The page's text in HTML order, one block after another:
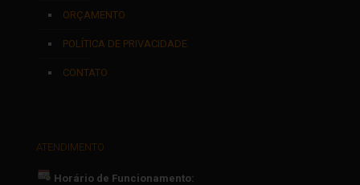
ORÇAMENTO
POLÍTICA DE PRIVACIDADE
CONTATO
ATENDIMENTO
Horário de Funcionamento: